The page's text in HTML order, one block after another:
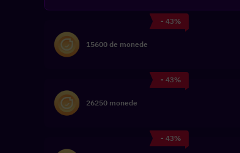
- 43%
15600 de monede
- 43%
26250 monede
- 43%